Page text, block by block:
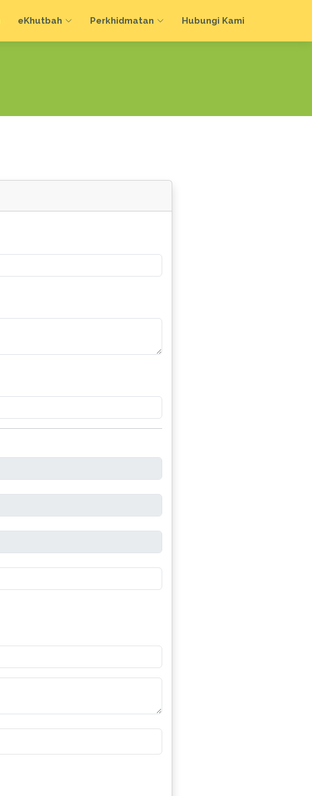
eKhutbah Perkhidmatan Hubungi Kami